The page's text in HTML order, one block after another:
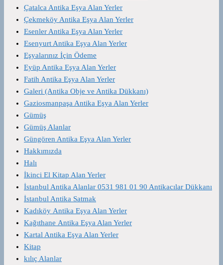
Çatalca Antika Eşya Alan Yerler
Çekmeköy Antika Eşya Alan Yerler
Esenler Antika Eşya Alan Yerler
Esenyurt Antika Eşya Alan Yerler
Eşyalarınız İçin Ödeme
Eyüp Antika Eşya Alan Yerler
Fatih Antika Eşya Alan Yerler
Galeri (Antika Obje ve Antika Dükkanı)
Gaziosmanpaşa Antika Eşya Alan Yerler
Gümüş
Gümüş Alanlar
Güngören Antika Eşya Alan Yerler
Hakkımızda
Halı
İkinci El Kitap Alan Yerler
İstanbul Antika Alanlar 0531 981 01 90 Antikacılar Dükkanı
İstanbul Antika Satmak
Kadıköy Antika Eşya Alan Yerler
Kağıthane Antika Eşya Alan Yerler
Kartal Antika Eşya Alan Yerler
Kitap
kılıç Alanlar